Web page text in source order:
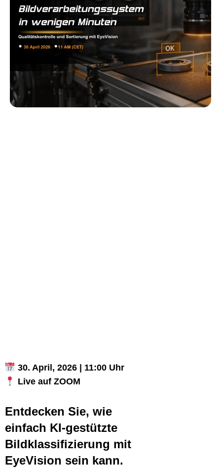
30. April, 2026 | 11:00 Uhr
Live auf ZOOM
Entdecken Sie, wie
einfach KI-gestützte
Bildklassifizierung mit
EyeVision sein kann.